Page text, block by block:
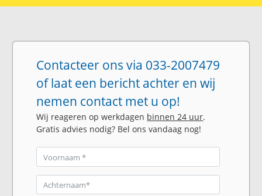
Contacteer ons via 033-2007479
of laat een bericht achter en wij
nemen contact met u op!
Wij reageren op werkdagen binnen 24 uur.
Gratis advies nodig? Bel ons vandaag nog!